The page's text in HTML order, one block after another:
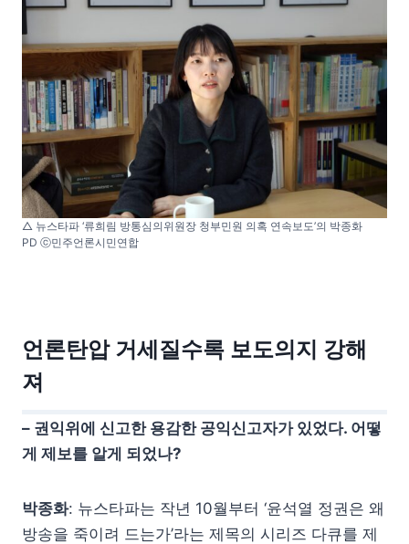
△ 뉴스타파 ‘류희림 방통심의위원장 청부민원 의혹 연속보도’의 박종화
PD ⓒ민주언론시민연합
언론탄압 거세질수록 보도의지 강해
져
– 권익위에 신고한 용감한 공익신고자가 있었다. 어떻
게 제보를 알게 되었나?
박종화: 뉴스타파는 작년 10월부터 ‘윤석열 정권은 왜
방송을 죽이려 드는가’라는 제목의 시리즈 다큐를 제